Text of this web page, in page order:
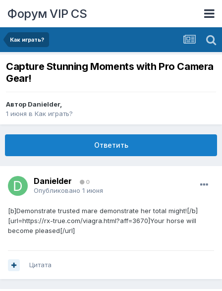
Форум VIP CS
Как играть?
Capture Stunning Moments with Pro Camera
Gear!
Автор Danielder,
1 июня в Как играть?
Ответить
Danielder 0
Опубликовано 1 июня
[b]Demonstrate trusted mare demonstrate her total might![/b]
[url=https://rx-true.com/viagra.html?aff=3670]Your horse will
become pleased[/url]
Цитата